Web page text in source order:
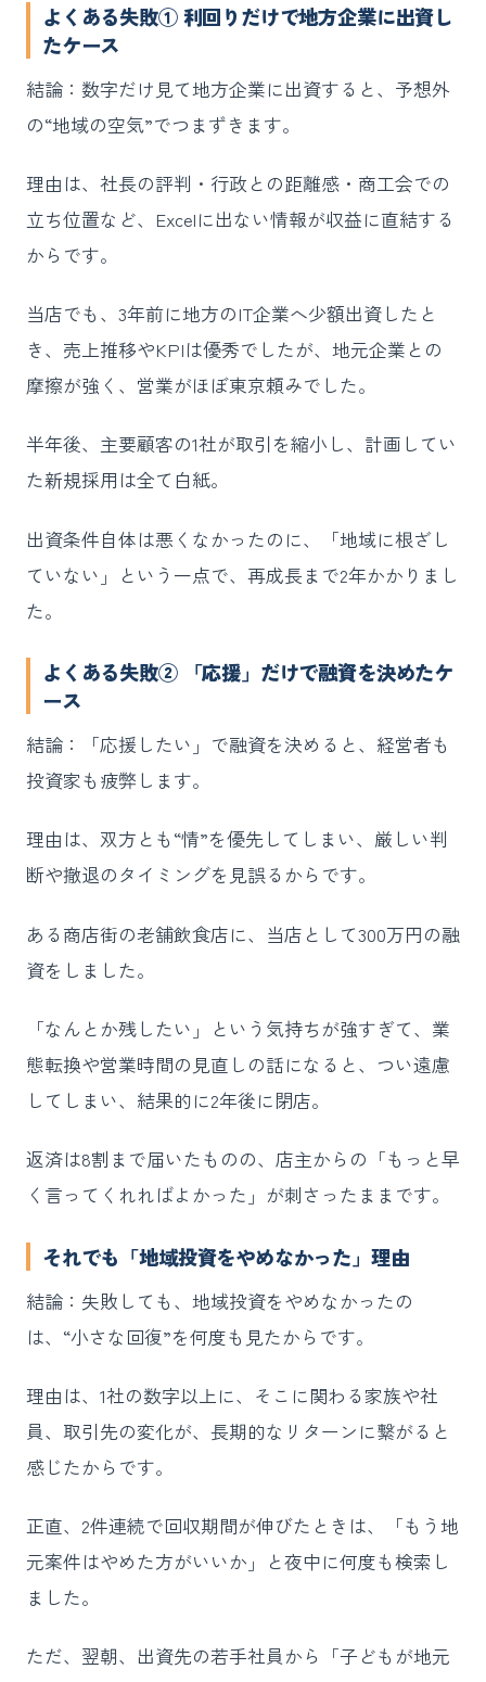
よくある失敗① 利回りだけで地方企業に出資し
たケース
結論：数字だけ見て地方企業に出資すると、予想外
の“地域の空気”でつまずきます。
理由は、社長の評判・行政との距離感・商工会での
立ち位置など、Excelに出ない情報が収益に直結する
からです。
当店でも、3年前に地方のIT企業へ少額出資したと
き、売上推移やKPIは優秀でしたが、地元企業との
摩擦が強く、営業がほぼ東京頼みでした。
半年後、主要顧客の1社が取引を縮小し、計画してい
た新規採用は全て白紙。
出資条件自体は悪くなかったのに、「地域に根ざし
ていない」という一点で、再成長まで2年かかりまし
た。
よくある失敗② 「応援」だけで融資を決めたケ
ース
結論：「応援したい」で融資を決めると、経営者も
投資家も疲弊します。
理由は、双方とも“情”を優先してしまい、厳しい判
断や撤退のタイミングを見誤るからです。
ある商店街の老舗飲食店に、当店として300万円の融
資をしました。
「なんとか残したい」という気持ちが強すぎて、業
態転換や営業時間の見直しの話になると、つい遠慮
してしまい、結果的に2年後に閉店。
返済は8割まで届いたものの、店主からの「もっと早
く言ってくれればよかった」が刺さったままです。
それでも「地域投資をやめなかった」理由
結論：失敗しても、地域投資をやめなかったの
は、“小さな回復”を何度も見たからです。
理由は、1社の数字以上に、そこに関わる家族や社
員、取引先の変化が、長期的なリターンに繋がると
感じたからです。
正直、2件連続で回収期間が伸びたときは、「もう地
元案件はやめた方がいいか」と夜中に何度も検索し
ました。
ただ、翌朝、出資先の若手社員から「子どもが地元